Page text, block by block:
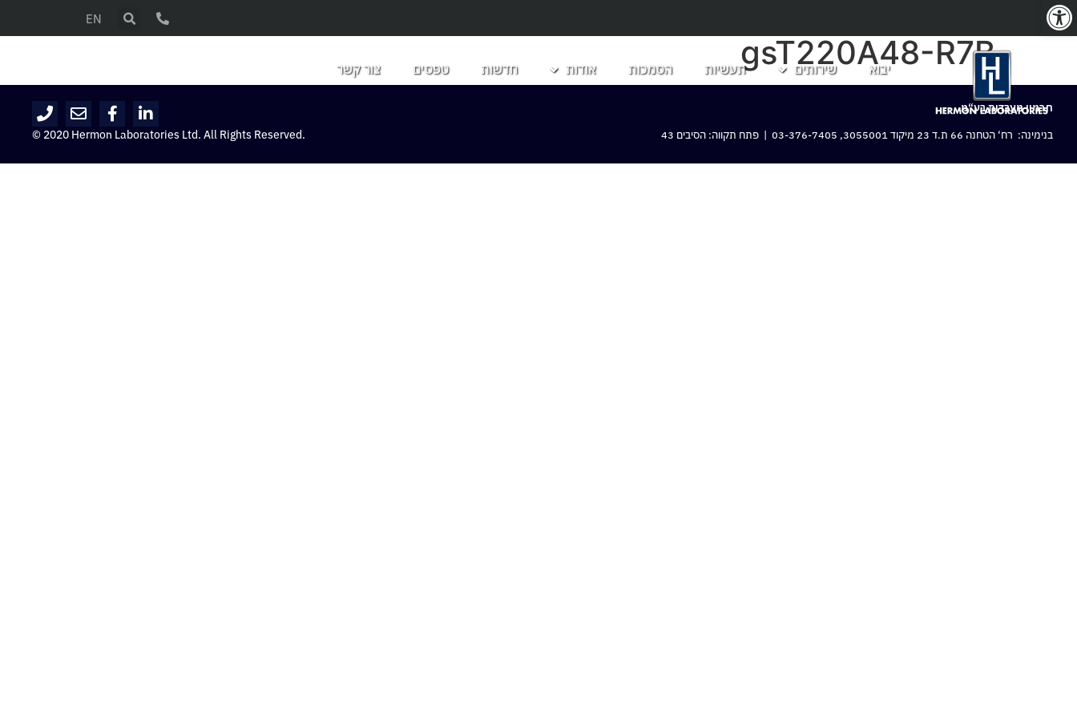
EN
יבוא שירותים תעשיות הסמכות אודות חדשות טפסים צור קשר gsT220A48-R7B
חרמון מעבדות בע“מ
בנימינה: רח‘ הטחנה 66 ת.ד 23 מיקוד 3055001,
03-376-7405 | פתח תקווה: הסיבים 43 © 2020 Hermon Laboratories Ltd. All Rights Reserved.